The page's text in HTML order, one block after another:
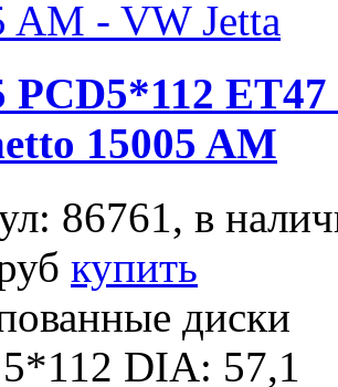
PCD5*112 ET47
15005 AM
86761, в
купить
диски
DIA: 57,1